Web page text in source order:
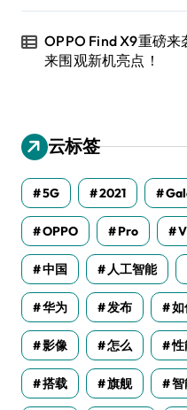
OPPO Find X9重磅来
来围观新机亮点！
云标签
5G 2021
OPPO Pro
中国 人工智能
华为 发布 如
影像 怎么 性
搭载 旗舰 智